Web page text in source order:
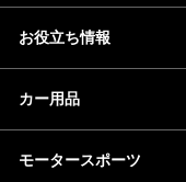
お役立ち情報
カー用品
モータースポーツ